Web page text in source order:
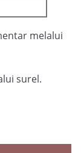
melalui
surel.